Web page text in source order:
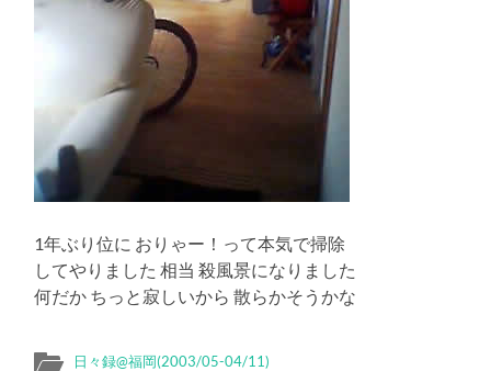
1年ぶり位に おりゃー！って本気で掃除
してやりました 相当 殺風景になりました
何だか ちっと寂しいから 散らかそうかな
日々録@福岡(2003/05-04/11)